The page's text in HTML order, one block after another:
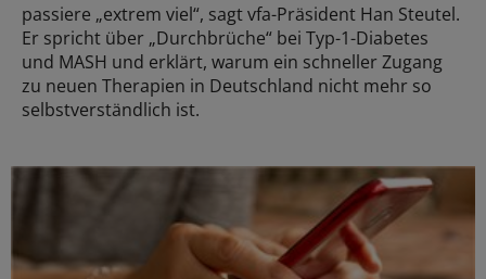
passiere „extrem viel“, sagt vfa-Präsident Han Steutel.
Er spricht über „Durchbrüche“ bei Typ-1-Diabetes
und MASH und erklärt, warum ein schneller Zugang
zu neuen Therapien in Deutschland nicht mehr so
selbstverständlich ist.